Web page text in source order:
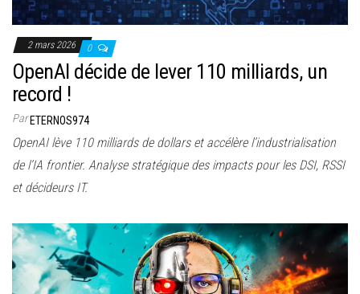
2 mars 2026 0
OpenAI décide de lever 110 milliards, un
record !
ParETERNOS974
OpenAI lève 110 milliards de dollars et accélère l’industrialisation
de l’IA frontier. Analyse stratégique des impacts pour les DSI, RSSI
et décideurs IT.